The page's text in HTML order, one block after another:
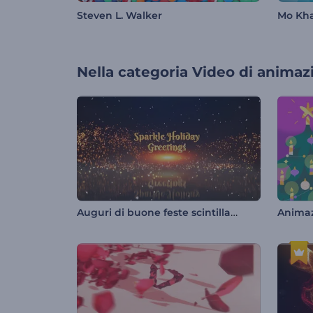
Steven L. Walker Mo
Nella categoria Video di
Auguri di buone feste scintillanti